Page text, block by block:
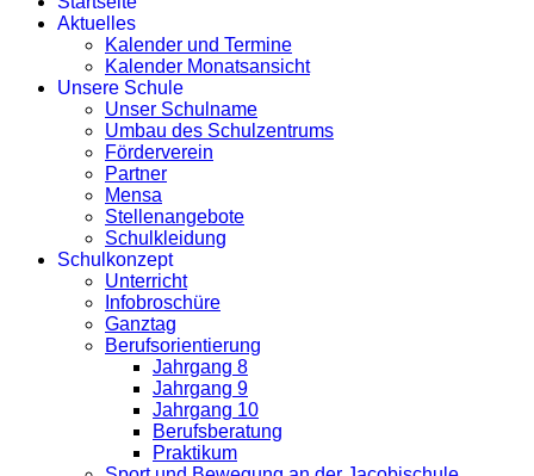
Aktuelles
Kalender und Termine
Kalender Monatsansicht
Unsere Schule
Unser Schulname
Umbau des Schulzentrums
Förderverein
Partner
Mensa
Stellenangebote
Schulkleidung
Schulkonzept
Unterricht
Infobroschüre
Ganztag
Berufsorientierung
Jahrgang 8
Jahrgang 9
Jahrgang 10
Berufsberatung
Praktikum